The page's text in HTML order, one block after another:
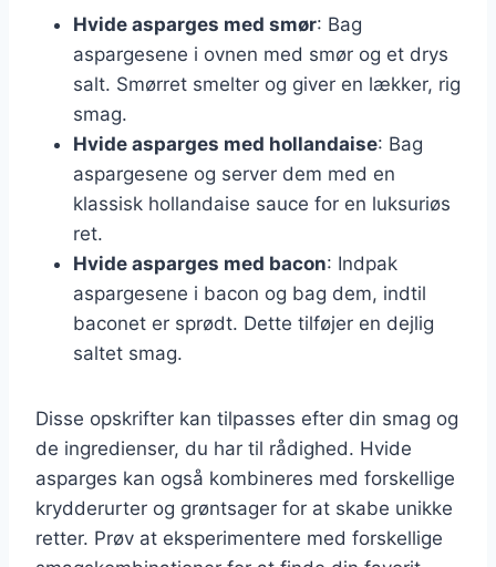
Hvide asparges med smør: Bag
aspargesene i ovnen med smør og et drys
salt. Smørret smelter og giver en lækker, rig
smag.
Hvide asparges med hollandaise: Bag
aspargesene og server dem med en
klassisk hollandaise sauce for en luksuriøs
ret.
Hvide asparges med bacon: Indpak
aspargesene i bacon og bag dem, indtil
baconet er sprødt. Dette tilføjer en dejlig
saltet smag.
Disse opskrifter kan tilpasses efter din smag og
de ingredienser, du har til rådighed. Hvide
asparges kan også kombineres med forskellige
krydderurter og grøntsager for at skabe unikke
retter. Prøv at eksperimentere med forskellige